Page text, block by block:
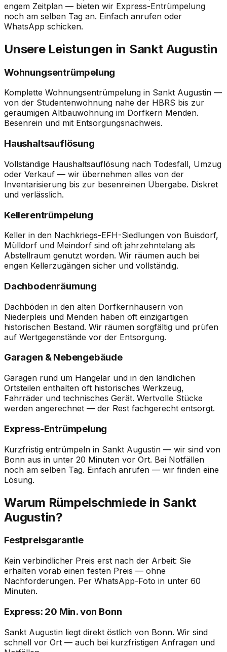
engem Zeitplan — bieten wir Express-Entrümpelung
noch am selben Tag an. Einfach anrufen oder
WhatsApp schicken.
Unsere Leistungen in Sankt Augustin
Wohnungsentrümpelung
Komplette Wohnungsentrümpelung in Sankt Augustin —
von der Studentenwohnung nahe der HBRS bis zur
geräumigen Altbauwohnung im Dorfkern Menden.
Besenrein und mit Entsorgungsnachweis.
Haushaltsauflösung
Vollständige Haushaltsauflösung nach Todesfall, Umzug
oder Verkauf — wir übernehmen alles von der
Inventarisierung bis zur besenreinen Übergabe. Diskret
und verlässlich.
Kellerentrümpelung
Keller in den Nachkriegs-EFH-Siedlungen von Buisdorf,
Mülldorf und Meindorf sind oft jahrzehntelang als
Abstellraum genutzt worden. Wir räumen auch bei
engen Kellerzugängen sicher und vollständig.
Dachbodenräumung
Dachböden in den alten Dorfkernhäusern von
Niederpleis und Menden haben oft einzigartigen
historischen Bestand. Wir räumen sorgfältig und prüfen
auf Wertgegenstände vor der Entsorgung.
Garagen & Nebengebäude
Garagen rund um Hangelar und in den ländlichen
Ortsteilen enthalten oft historisches Werkzeug,
Fahrräder und technisches Gerät. Wertvolle Stücke
werden angerechnet — der Rest fachgerecht entsorgt.
Express-Entrümpelung
Kurzfristig entrümpeln in Sankt Augustin — wir sind von
Bonn aus in unter 20 Minuten vor Ort. Bei Notfällen
noch am selben Tag. Einfach anrufen — wir finden eine
Lösung.
Warum Rümpelschmiede in Sankt
Augustin?
Festpreisgarantie
Kein verbindlicher Preis erst nach der Arbeit: Sie
erhalten vorab einen festen Preis — ohne
Nachforderungen. Per WhatsApp-Foto in unter 60
Minuten.
Express: 20 Min. von Bonn
Sankt Augustin liegt direkt östlich von Bonn. Wir sind
schnell vor Ort — auch bei kurzfristigen Anfragen und